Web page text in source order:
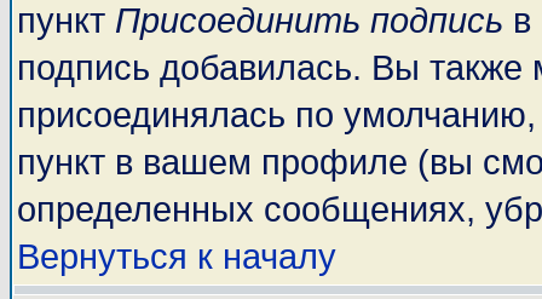
пункт Присоединить подпись
подпись добавилась. Вы также
присоединялась по
пункт в вашем профиле (вы
определенных сообщениях,
Вернуться к началу